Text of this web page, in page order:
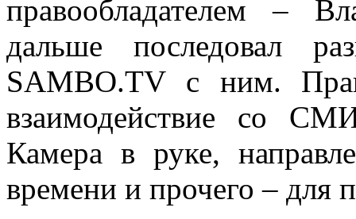
правообладателем –
дальше последовал
SAMBO.TV с ним.
взаимодействие со
Камера в руке,
времени и прочего – для